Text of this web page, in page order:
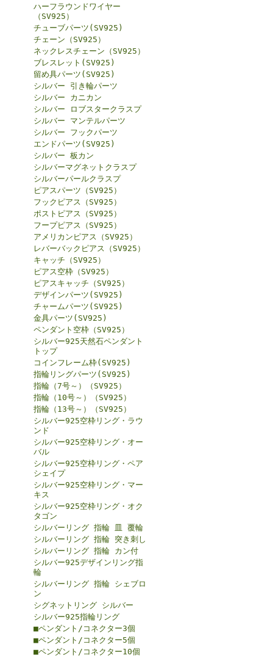
ハーフラウンドワイヤー
（SV925）
チューブパーツ(SV925)
チェーン（SV925）
ネックレスチェーン（SV925）
ブレスレット(SV925)
留め具パーツ(SV925)
シルバー 引き輪パーツ
シルバー カニカン
シルバー ロブスタークラスプ
シルバー マンテルパーツ
シルバー フックパーツ
エンドパーツ(SV925)
シルバー 板カン
シルバーマグネットクラスプ
シルバーパールクラスプ
ピアスパーツ（SV925）
フックピアス（SV925）
ポストピアス（SV925）
フープピアス（SV925）
アメリカンピアス（SV925）
レバーバックピアス（SV925）
キャッチ（SV925）
ピアス空枠（SV925）
ピアスキャッチ（SV925）
デザインパーツ(SV925)
チャームパーツ(SV925)
金具パーツ(SV925)
ペンダント空枠（SV925）
シルバー925天然石ペンダント
トップ
コインフレーム枠(SV925)
指輪リングパーツ(SV925)
指輪（7号～）（SV925）
指輪（10号～）（SV925）
指輪（13号～）（SV925）
シルバー925空枠リング・ラウ
ンド
シルバー925空枠リング・オー
バル
シルバー925空枠リング・ペア
シェイプ
シルバー925空枠リング・マー
キス
シルバー925空枠リング・オク
タゴン
シルバーリング 指輪 皿 覆輪
シルバーリング 指輪 突き刺し
シルバーリング 指輪 カン付
シルバー925デザインリング指
輪
シルバーリング 指輪 シェブロ
ン
シグネットリング シルバー
シルバー925指輪リング
■ペンダント/コネクター3個
■ペンダント/コネクター5個
■ペンダント/コネクター10個